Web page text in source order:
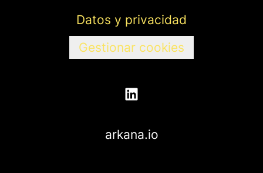
Datos y privacidad
Gestionar cookies
arkana.io